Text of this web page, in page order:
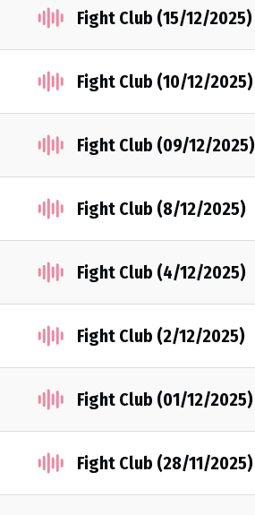
Fight Club (15/12/2025)
Fight Club (10/12/2025)
Fight Club (09/12/2025)
Fight Club (8/12/2025)
Fight Club (4/12/2025)
Fight Club (2/12/2025)
Fight Club (01/12/2025)
Fight Club (28/11/2025)